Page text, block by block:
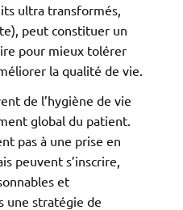
ultra transformés,
peut constituer un
pour mieux tolérer
la qualité de vie.
de l’hygiène de vie
global du patient.
pas à une prise en
peuvent s’inscrire,
et
une stratégie de